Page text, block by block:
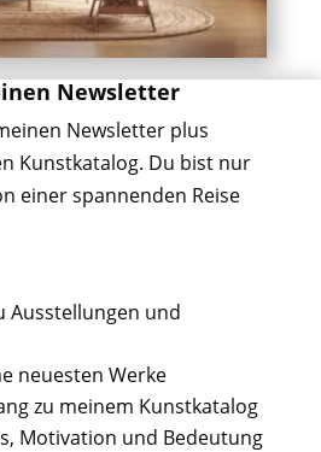
Newsletter
Newsletter plus
Kunstkatalog. Du bist nur
einer spannenden Reise
Ausstellungen und
neuesten Werke
zu meinem Kunstkatalog
Motivation und Bedeutung